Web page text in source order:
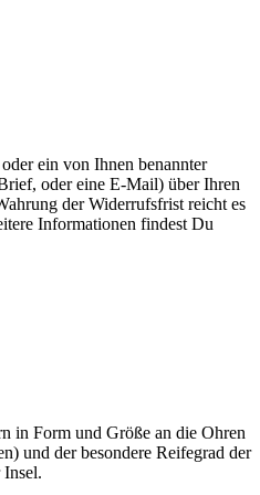
ein von Ihnen benannter
oder eine E-Mail) über Ihren
der Widerrufsfrist reicht es
Informationen findest Du
in Form und Größe an die Ohren
und der besondere Reifegrad der